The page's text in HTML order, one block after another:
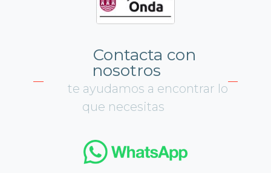
Contacta con
nosotros
te ayudamos a encontrar lo
que necesitas